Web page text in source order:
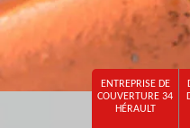
ENTREPRISE DE
COUVERTURE 34
HÉRAULT